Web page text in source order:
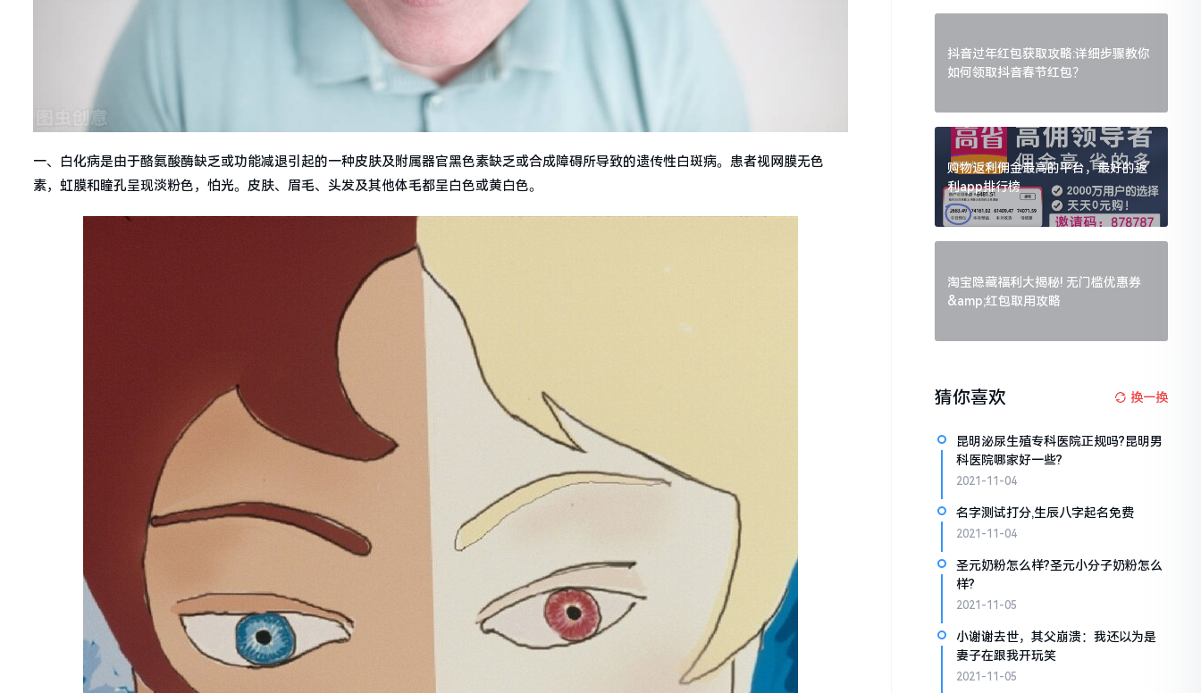
一、白化病是由于酪氨酸酶缺乏或功能减退引起的一种皮肤及附属器官黑色素缺乏或合成障碍所导致的遗传性白斑病。患者视网膜无色
素，虹膜和瞳孔呈现淡粉色，怕光。皮肤、眉毛、头发及其他体毛都呈白色或黄白色。
抖音过年红包获取攻略:详细步骤教你
如何领取抖音春节红包？
购物返利佣金最高的平台，最好的返
利app排行榜
淘宝隐藏福利大揭秘! 无门槛优惠券
&amp;红包取用攻略
猜你喜欢 换一换
昆明泌尿生殖专科医院正规吗?昆明男
科医院哪家好一些?
2021-11-04
名字测试打分,生辰八字起名免费
2021-11-04
圣元奶粉怎么样?圣元小分子奶粉怎么
样?
2021-11-05
小谢谢去世，其父崩溃：我还以为是
妻子在跟我开玩笑
2021-11-05